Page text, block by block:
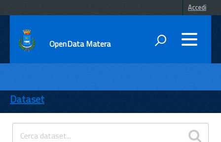
Accedi
OpenData Matera
ENTI
TEMI
INFORMAZIONI
Dataset